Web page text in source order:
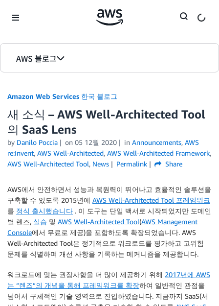
AWS 블로그
홈
에디션
Amazon Web Services 한국 블로그
새 소식 – AWS Well-Architected Tool
의 SaaS Lens
by Danilo Poccia on 05 12월 2020 in Announcements, AWS
re:Invent, AWS Well-Architected, AWS Well-Architected Framework,
AWS Well-Architected Tool, News Permalink Share
AWS에서 안전하면서 성능과 복원력이 뛰어나고 효율적인 솔루션을
구축할 수 있도록 2015년에 AWS Well-Architected Tool 프레임워크
를 정식 출시했습니다 . 이 도구는 단일 백서로 시작되었지만 도메인
별 렌즈, 실습 및 AWS Well-Architected Tool(AWS Management
Console에서 무료로 제공)을 포함하도록 확장되었습니다. AWS
Well-Architected Tool은 정기적으로 워크로드를 평가하고 고위험
문제를 식별하며 개선 사항을 기록하는 메커니즘을 제공합니다.
워크로드에 맞는 권장사항을 더 많이 제공하기 위해 2017년에 AWS
는 “렌즈”의 개념을 통해 프레임워크를 확장하여 일반적인 관점을
넘어서 구체적인 기술 영역으로 진입하였습니다. 지금까지 SaaS(서